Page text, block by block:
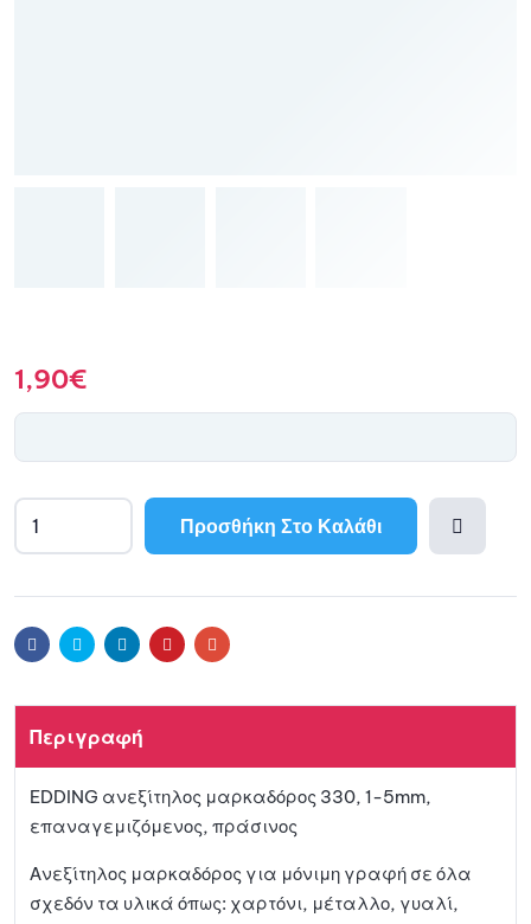
1,90€
Προσθήκη Στο Καλάθι
μένων
FacebookTwitter LinkedinPinterestEmail
Περιγραφή
EDDING ανεξίτηλος μαρκαδόρος 330, 1-5mm,
επαναγεμιζόμενος, πράσινος
Ανεξίτηλος μαρκαδόρος για μόνιμη γραφή σε όλα
σχεδόν τα υλικά όπως: χαρτόνι, μέταλλο, γυαλί,